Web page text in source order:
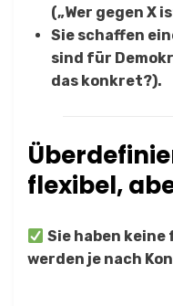
(„Wer gegen X
Sie schaffen
sind für
das konkret?).
flexibel,
Sie haben
werden je nach